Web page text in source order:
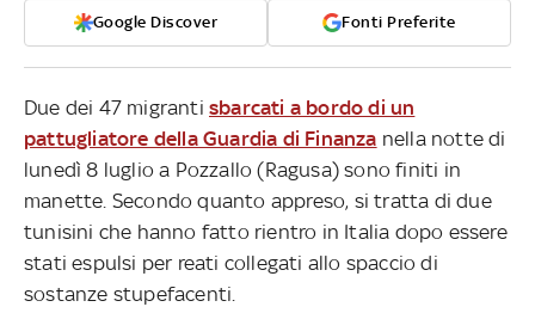
Google Discover Fonti Preferite
Due dei 47 migranti sbarcati a bordo di un
pattugliatore della Guardia di Finanza nella notte di
lunedì 8 luglio a Pozzallo (Ragusa) sono finiti in
manette. Secondo quanto appreso, si tratta di due
tunisini che hanno fatto rientro in Italia dopo essere
stati espulsi per reati collegati allo spaccio di
sostanze stupefacenti.